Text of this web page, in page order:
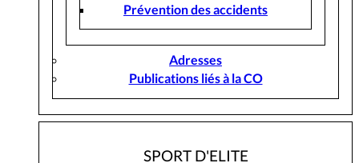
Prévention des accidents
Adresses
Publications liés à la CO
SPORT D'ELITE